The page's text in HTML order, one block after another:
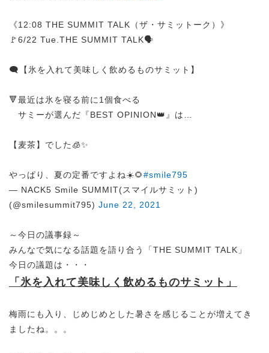
《12:08 THE SUMMIT TALK（ザ・サミットーク）》
🚩6/22 Tue.THE SUMMIT TALK🗣️
🗨️【氷を入れて美味しく飲めるものサミット】
🔻最近は氷を寝る前に1個食べる
サミーが選んだ『BEST OPINION👑』は…
【麦茶】でした🧊✨
やっぱり、夏の定番ですよね☀️🌻#smile795
— NACK5 Smile SUMMIT(スマイルサミット)
(@smilesummit795) June 22, 2021
～今日の議事録～
みんなで気になる話題を語り合う「THE SUMMIT TALK」
今日の議題は・・・
「氷を入れて美味しく飲めるものサミット」
梅雨にも入り、じめじめとした暑さを感じることが増えてき
ましたね。。。